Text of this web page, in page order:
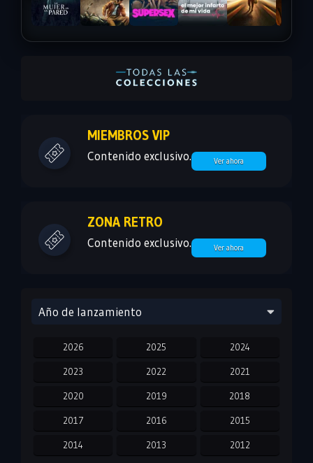
MIEMBROS VIP
Contenido exclusivo. Ver ahora
ZONA RETRO
Contenido exclusivo. Ver ahora
Año de lanzamiento
2026 2025 2024
2023 2022 2021
2020 2019 2018
2017 2016 2015
2014 2013 2012